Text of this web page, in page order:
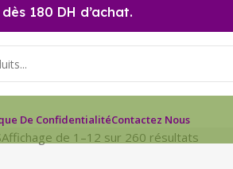
180 DH d’achat.
De ConfidentialitéContactez Nous
Affichage de 1–12 sur 260 résultats